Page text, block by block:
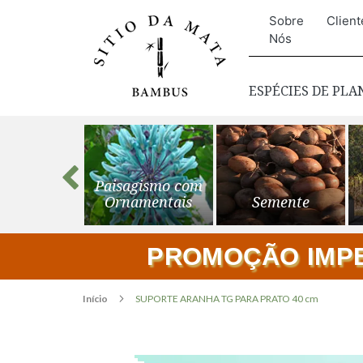
Sobre
Nós
ESPÉCIES DE
Paisagismo com
Ornamentais
Semente
PROMOÇÃO
Início SUPORTE ARANHA TG PARA PRATO 40 cm